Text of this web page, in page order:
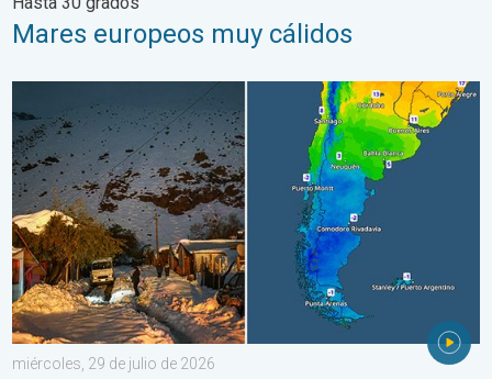
Mares europeos muy cálidos
Nieve y heladas en el hemisferio sur. Invierno al otro lado. . .
miércoles, 29 de julio de 2026